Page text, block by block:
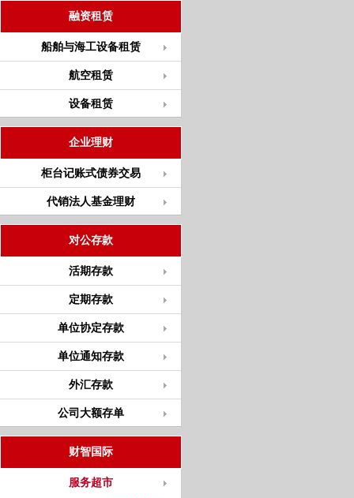
融资租赁
船舶与海工设备租赁
航空租赁
设备租赁
企业理财
柜台记账式债券交易
代销法人基金理财
对公存款
活期存款
定期存款
单位协定存款
单位通知存款
外汇存款
公司大额存单
财智国际
服务超市